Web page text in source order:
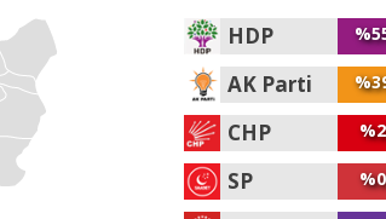
HDP
AK Parti
CHP
SP